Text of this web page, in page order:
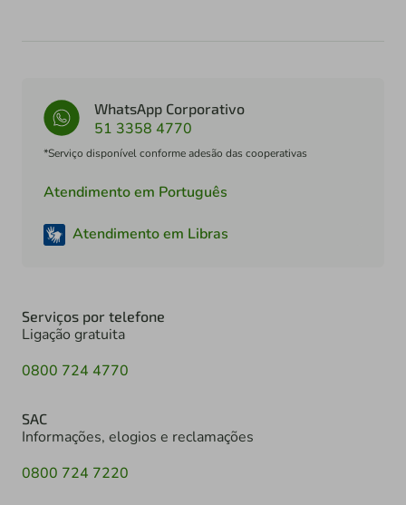
WhatsApp Corporativo
51 3358 4770
*Serviço disponível conforme adesão das cooperativas
Atendimento em Português
Atendimento em Libras
Serviços por telefone
Ligação gratuita
0800 724 4770
SAC
Informações, elogios e reclamações
0800 724 7220